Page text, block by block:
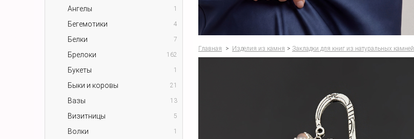
Ангелы 1
Бегемотики 4
Белки 7
Брелоки 162
Букеты 1
Быки и коровы 21
Вазы 13
Визитницы 5
Волки 1
Главная > Изделия из камня > Закладки для книг из натуральных камней